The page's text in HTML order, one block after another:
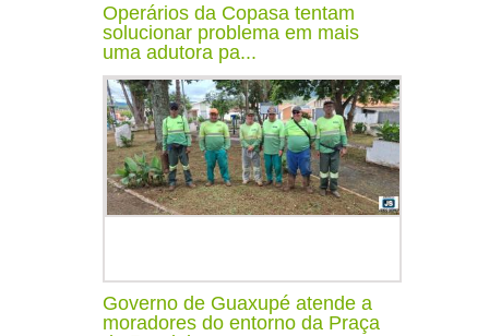
Operários da Copasa tentam
solucionar problema em mais
uma adutora pa...
Governo de Guaxupé atende a
moradores do entorno da Praça